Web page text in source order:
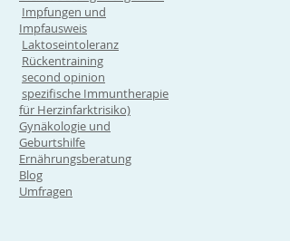
Impfungen und
Impfausweis
Laktoseintoleranz
Rückentraining
second opinion
spezifische Immuntherapie
für Herzinfarktrisiko)
Gynäkologie und
Geburtshilfe
Ernährungsberatung
Blog
Umfragen